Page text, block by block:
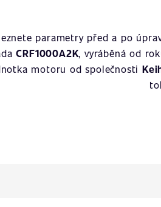
parametry před a po
CRF1000A2K, vyráběná od
motoru od společnosti